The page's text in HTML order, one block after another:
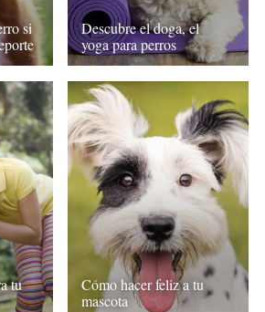
si
Descubre el doga, el
yoga para perros
tu
Cómo hacer feliz a tu
mascota